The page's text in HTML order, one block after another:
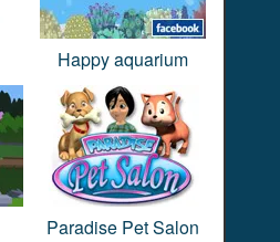
Happy aquarium
Paradise Pet Salon